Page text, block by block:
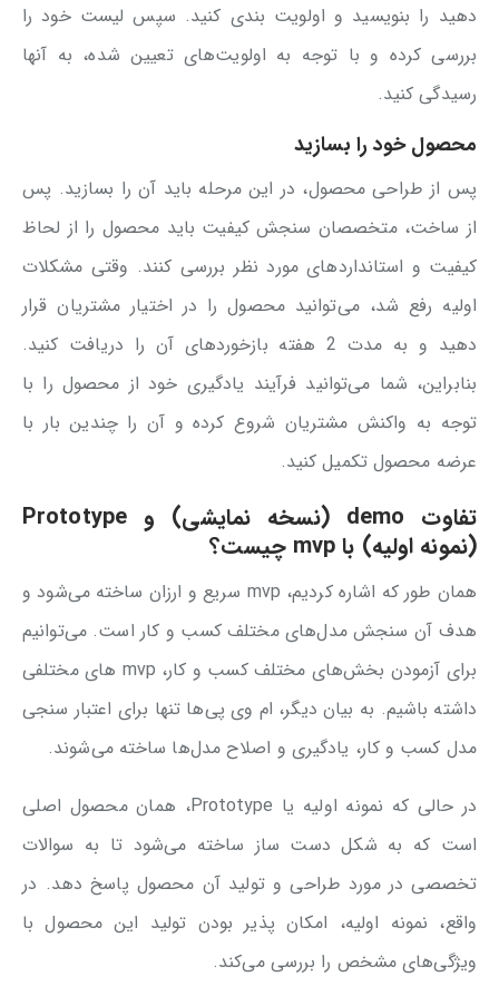
دهید را بنویسید و اولویت بندی کنید. سپس لیست خود را
بررسی کرده و با توجه به اولویت‌های تعیین شده، به آنها
رسیدگی کنید.
محصول خود را بسازید
پس از طراحی محصول، در این مرحله باید آن را بسازید. پس
از ساخت، متخصصان سنجش کیفیت باید محصول را از لحاظ
کیفیت و استانداردهای مورد نظر بررسی کنند. وقتی مشکلات
اولیه رفع شد، می‌توانید محصول را در اختیار مشتریان قرار
دهید و به مدت 2 هفته بازخوردهای آن را دریافت کنید.
بنابراین، شما می‌توانید فرآیند یادگیری خود از محصول را با
توجه به واکنش مشتریان شروع کرده و آن را چندین بار با
عرضه محصول تکمیل کنید.
تفاوت demo (نسخه نمایشی) و Prototype
(نمونه اولیه) با mvp چیست؟
همان طور که اشاره کردیم، mvp سریع و ارزان ساخته می‌شود و
هدف‌ آن سنجش مدل‌های مختلف کسب و کار است. می‌توانیم
برای آزمودن بخش‌های مختلف کسب و کار، mvp های مختلفی
داشته باشیم. به بیان دیگر، ام وی پی‌ها تنها برای اعتبار سنجی
مدل کسب و کار، یادگیری و اصلاح مدل‌ها ساخته می‌شوند.
در حالی که نمونه اولیه یا Prototype، همان محصول اصلی
است که به شکل دست ساز ساخته می‌شود تا به سوالات
تخصصی در مورد طراحی و تولید آن محصول پاسخ دهد. در
واقع، نمونه اولیه، امکان پذیر بودن تولید این محصول با
ویژگی‌های مشخص را بررسی می‌کند.